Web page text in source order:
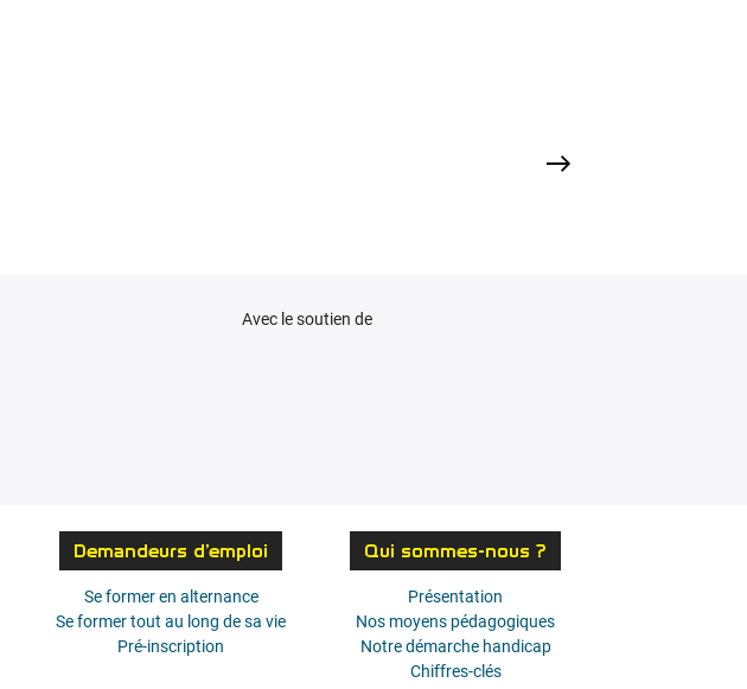
Avec le soutien de
Demandeurs d’emploi
Se former en alternance
Se former tout au long de sa vie
Pré-inscription
Qui sommes-nous ?
Présentation
Nos moyens pédagogiques
Notre démarche handicap
Chiffres-clés